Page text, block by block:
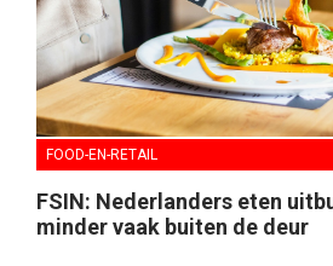
FOOD-EN-RETAIL
FSIN: Nederlanders eten
minder vaak buiten de deur